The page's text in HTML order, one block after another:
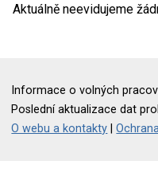
Aktuálně neevidujeme
Informace o volných
Poslední aktualizace dat
O webu a kontakty |